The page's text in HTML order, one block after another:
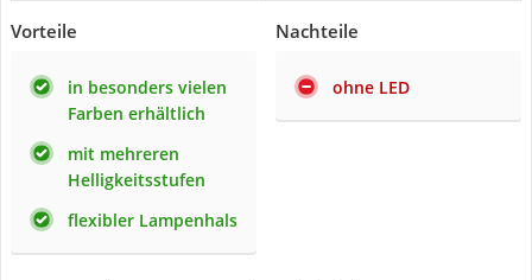
Vorteile
in besonders vielen
Farben erhältlich
mit mehreren
Helligkeitsstufen
flexibler Lampenhals
Nachteile
ohne LED